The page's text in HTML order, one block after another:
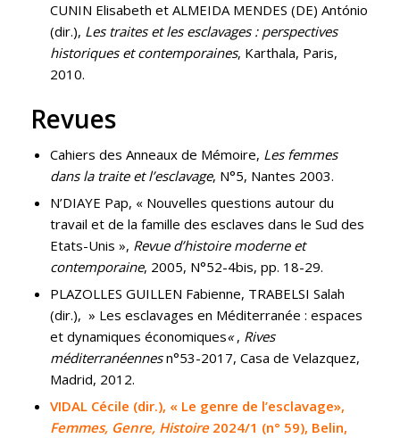
CUNIN Elisabeth et ALMEIDA MENDES (DE) António
(dir.), Les traites et les esclavages : perspectives
historiques et contemporaines, Karthala, Paris,
2010.
Revues
Cahiers des Anneaux de Mémoire, Les femmes
dans la traite et l’esclavage, N°5, Nantes 2003.
N’DIAYE Pap, « Nouvelles questions autour du
travail et de la famille des esclaves dans le Sud des
Etats-Unis », Revue d’histoire moderne et
contemporaine, 2005, N°52-4bis, pp. 18-29.
PLAZOLLES GUILLEN Fabienne, TRABELSI Salah
(dir.), » Les esclavages en Méditerranée : espaces
et dynamiques économiques«, Rives
méditerranéennesn°53-2017, Casa de Velazquez,
Madrid, 2012.
VIDAL Cécile (dir.), « Le genre de l’esclavage»,
Femmes, Genre, Histoire 2024/1 (n° 59), Belin,